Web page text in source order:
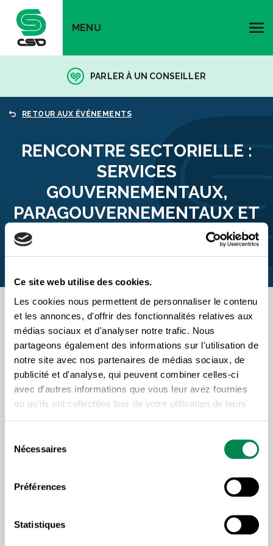
Ce site web utilise des cookies.
Les cookies nous permettent de personnaliser le contenu
et les annonces, d'offrir des fonctionnalités relatives aux
médias sociaux et d'analyser notre trafic. Nous
partageons également des informations sur l'utilisation de
notre site avec nos partenaires de médias sociaux, de
publicité et d'analyse, qui peuvent combiner celles-ci
avec d'autres informations que vous leur avez fournies
ou qu'ils ont collectées lors de votre utilisation de leurs
Nécessaires
Préférences
Statistiques
MENU
PARLER À UN CONSEILLER
RETOUR AUX ÉVÉNEMENTS
RENCONTRE SECTORIELLE :
SERVICES
GOUVERNEMENTAUX,
PARAGOUVERNEMENTAUX ET
D’UTILITÉ PUBLIQUE
04 MAI 2026
DRUMMONDVILLE